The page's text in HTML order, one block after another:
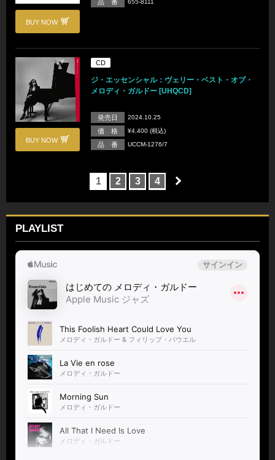
BUY NOW
品 番 655-8111
BUY NOW
CD
ジ・エッセンシャル：ヴェリー・ベスト・オブ・
メロディ・ガルドー [UHQCD]
発売日 2024.10.25
価 格 ¥4,400 (税込)
品 番 UCCM-1276/7
1 2 3 4
PLAYLIST